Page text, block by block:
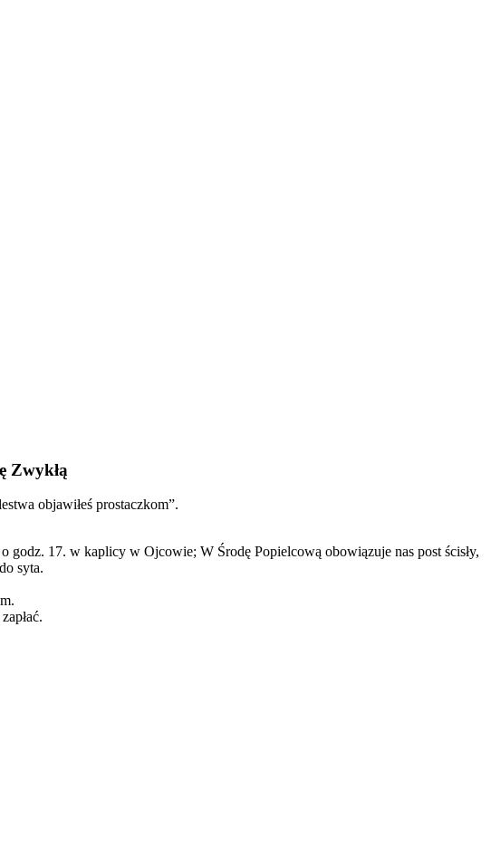
Zwykłą
objawiłeś prostaczkom”.
godz. 17. w kaplicy w Ojcowie; W Środę Popielcową obowiązuje nas post ścisły,
syta.